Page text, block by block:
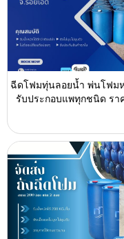
ฉีดโฟมทุ่นลอยน้ำ พ่นโฟม
รับประกอบแพทุกชนิด รา